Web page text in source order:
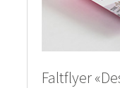
Faltflyer